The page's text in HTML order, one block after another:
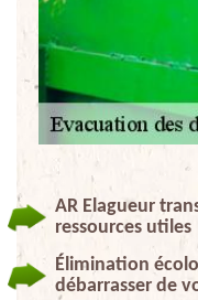
AR Elagueur
ressources utiles
Élimination
débarrasser de